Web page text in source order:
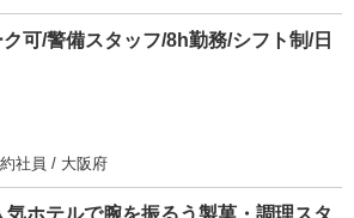
可/警備スタッフ/8h勤務/シフト制/日
社員 / 大阪府
気ホテルで腕を振るう製菓・調理スタ